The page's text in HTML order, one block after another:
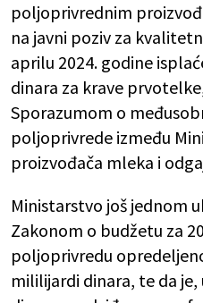
poljoprivrednim
na javni poziv za
aprilu 2024. godine
dinara za krave
Sporazumom o
poljoprivrede između
proizvođača mleka i
Ministarstvo još jednom
Zakonom o budžetu za
poljoprivredu
mililijardi dinara, te da